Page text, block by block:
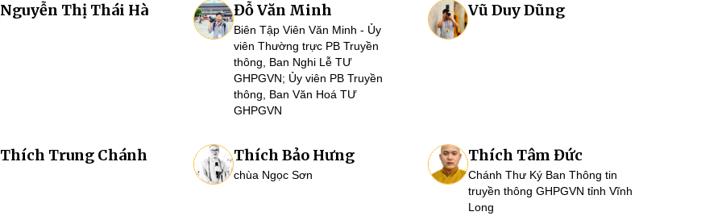
Nguyễn Thị Thái Hà Đỗ Văn Minh
Biên Tập Viên Văn Minh - Ủy
viên Thường trực PB Truyền
thông, Ban Nghi Lễ TƯ
GHPGVN; Ủy viên PB Truyền
thông, Ban Văn Hoá TƯ
GHPGVN
Vũ Duy Dũng
Thích Trung Chánh Thích Bảo Hưng
chùa Ngọc Sơn
Thích Tâm Đức
Chánh Thư Ký Ban Thông tin
truyền thông GHPGVN tỉnh Vĩnh
Long